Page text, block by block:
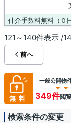
121～140件表示 /
前へ
無料
一般公開物
349件閲
検索条件の変更